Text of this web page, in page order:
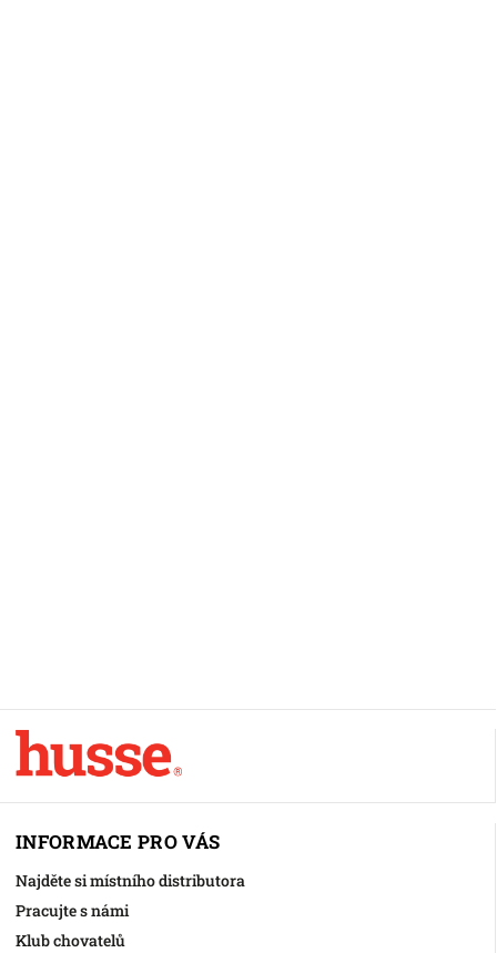
INFORMACE PRO VÁS
Najděte si místního distributora
Pracujte s námi
Klub chovatelů